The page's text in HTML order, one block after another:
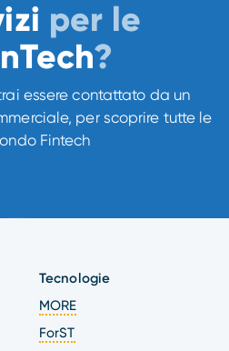
per le
?
essere contattato da un
per scoprire tutte le
Fintech
Tecnologie
MORE
ForST